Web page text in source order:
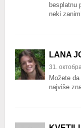
besplatnu
neki
LANA
31.
Možete
najviše